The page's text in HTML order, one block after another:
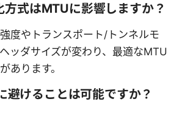
式はMTUに影響しますか？
度やトランスポート/トンネルモ
ッダサイズが変わり、最適なMTU
あります。
避けることは可能ですか？